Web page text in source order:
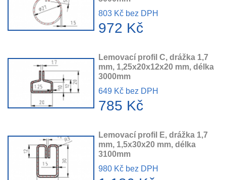
803 Kč bez DPH
972 Kč
Lemovací profil C, drážka 1,7
mm, 1,25x20x12x20 mm, délka
3000mm
649 Kč bez DPH
785 Kč
Lemovací profil E, drážka 1,7
mm, 1,5x30x20 mm, délka
3100mm
980 Kč bez DPH